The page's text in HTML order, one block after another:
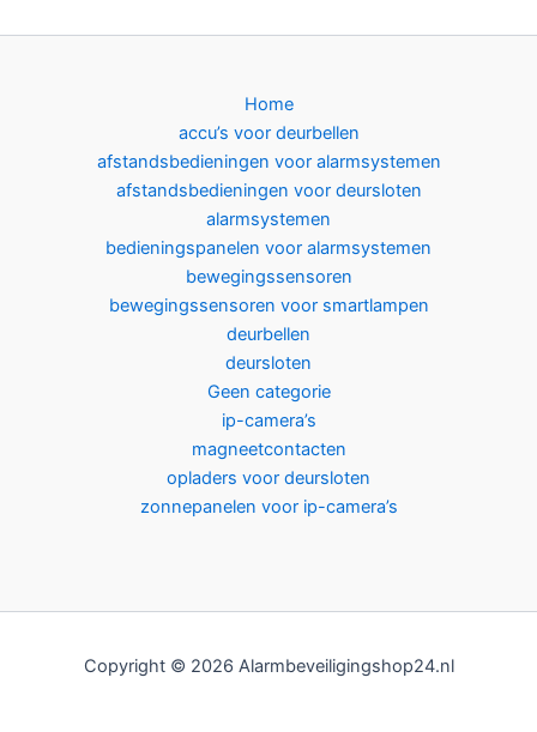
Home
accu’s voor deurbellen
afstandsbedieningen voor alarmsystemen
afstandsbedieningen voor deursloten
alarmsystemen
bedieningspanelen voor alarmsystemen
bewegingssensoren
bewegingssensoren voor smartlampen
deurbellen
deursloten
Geen categorie
ip-camera’s
magneetcontacten
opladers voor deursloten
zonnepanelen voor ip-camera’s
Copyright © 2026 Alarmbeveiligingshop24.nl